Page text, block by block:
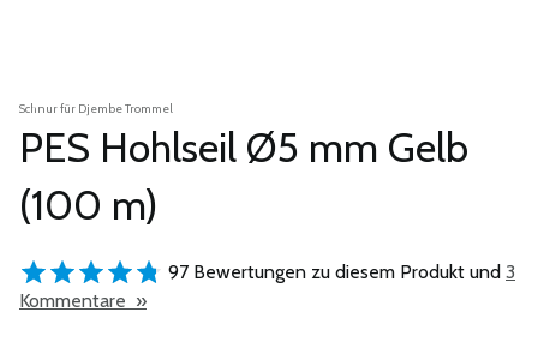
Schnur für Djembe Trommel
PES Hohlseil Ø5 mm Gelb
(100 m)
97 Bewertungen zu diesem Produkt und 3
Kommentare »